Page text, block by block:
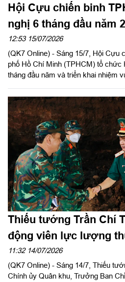
Hội Cựu chiến binh
nghị 6 tháng đầu năm
12:53 15/07/2026
(QK7 Online) - Sáng 15/7, Hội Cựu
phố Hồ Chí Minh (TPHCM) tổ chức
tháng đầu năm và triển khai nhiệm
Chủ tịch Hội CCB Việt Nam, Phó
Nam TPHCM, Chủ tịch Hội CCB
Thiếu tướng Trần Chí
động viên lực lượng
tại Công viên Lê Thị
11:32 14/07/2026
(QK7 Online) - Sáng 14/7, Thiếu
Chính ủy Quân khu, Trưởng Ban